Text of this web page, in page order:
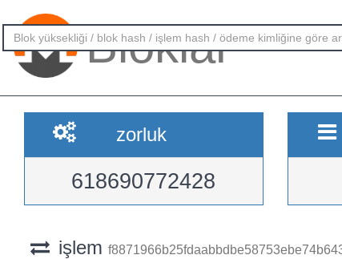
Bloklar
zorluk
618690772428
işlem